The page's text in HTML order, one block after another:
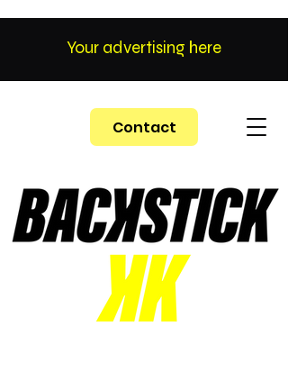
Contact
Your advertising here